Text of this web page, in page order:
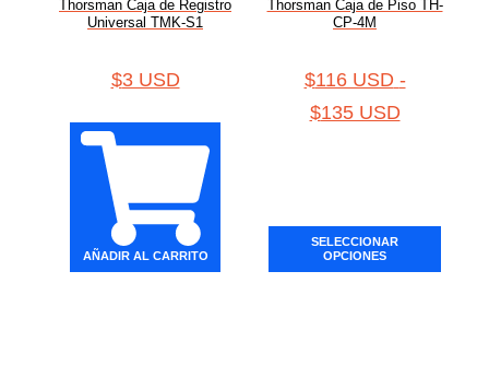
Thorsman Caja de Registro
Universal TMK-S1
$3 USD
AÑADIR AL CARRITO
Thorsman Caja de Piso TH-
CP-4M
$116 USD -
$135 USD
SELECCIONAR
OPCIONES